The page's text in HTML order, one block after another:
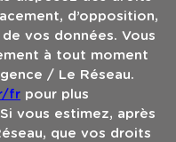
d’opposition,
vos données. Vous
à tout moment
/ Le Réseau.
fr pour plus
vous estimez, après
que vos droits